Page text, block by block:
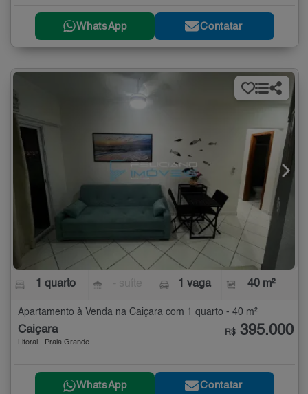
WhatsApp Contatar
1 quarto 1 vaga 40 m²
Apartamento à Venda na Caiçara com 1 quarto - 40 m²
Caiçara
Litoral - Praia Grande
R$ 395.000
WhatsApp Contatar